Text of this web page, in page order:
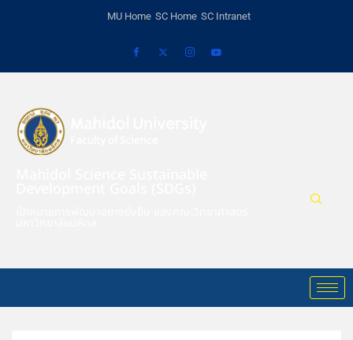
MU Home SC Home SC Intranet